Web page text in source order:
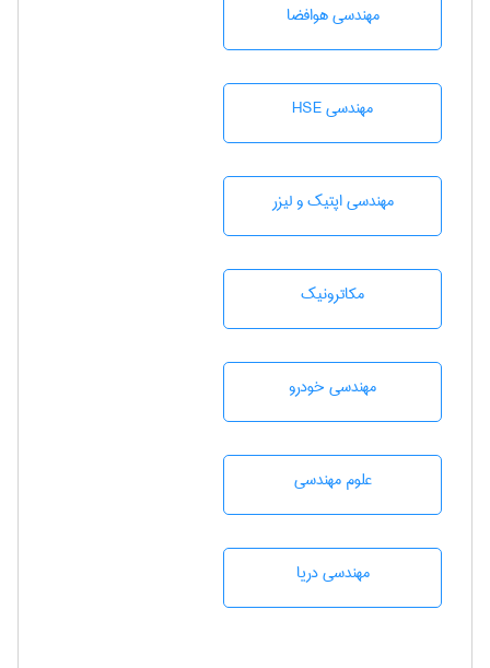
مهندسی هوافضا
مهندسی HSE
مهندسی اپتیک و لیزر
مکاترونیک
مهندسی خودرو
علوم مهندسی
مهندسی دریا